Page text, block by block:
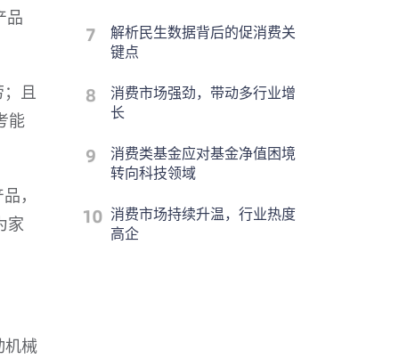
品
且
能
，
家
机械
解析民生数据背后的促消费关
键点
消费市场强劲，带动多行业增
长
消费类基金应对基金净值困境
转向科技领域
消费市场持续升温，行业热度
高企